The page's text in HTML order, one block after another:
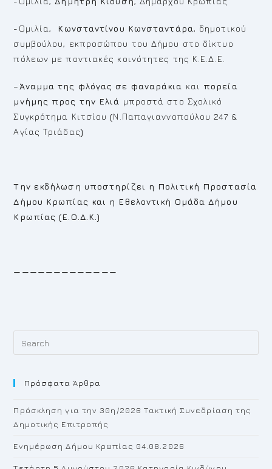
-Ομιλία, Κωνσταντίνου Κωνσταντάρα, δημοτικού
συμβούλου, εκπροσώπου του Δήμου στο δίκτυο
πόλεων με ποντιακές κοινότητες της Κ.Ε.Δ.Ε.
– Άναμμα της φλόγας σε φαναράκια και πορεία
μνήμης προς την Ελιά μπροστά στο Σχολικό
Συγκρότημα Κιτσίου (Ν.Παπαγιαννοπούλου 247 &
Αγίας Τριάδας)
Την εκδήλωση υποστηρίζει η Πολιτική Προστασία
Δήμου Κρωπίας και η Εθελοντική Ομάδα Δήμου
Κρωπίας (Ε.Ο.Δ.Κ.)
—————————————
Πρόσφατα Άρθρα
Πρόσκληση για την 30η/2026 Τακτική Συνεδρίαση της
Δημοτικής Επιτροπής
Ενημέρωση Δήμου Κρωπίας 04.08.2026